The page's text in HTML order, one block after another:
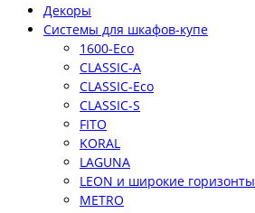
Декоры
Системы для шкафов-купе
1600-Eco
CLASSIC-A
CLASSIC-Eco
CLASSIC-S
FITO
KORAL
LAGUNA
LEON и широкие горизонты
METRO